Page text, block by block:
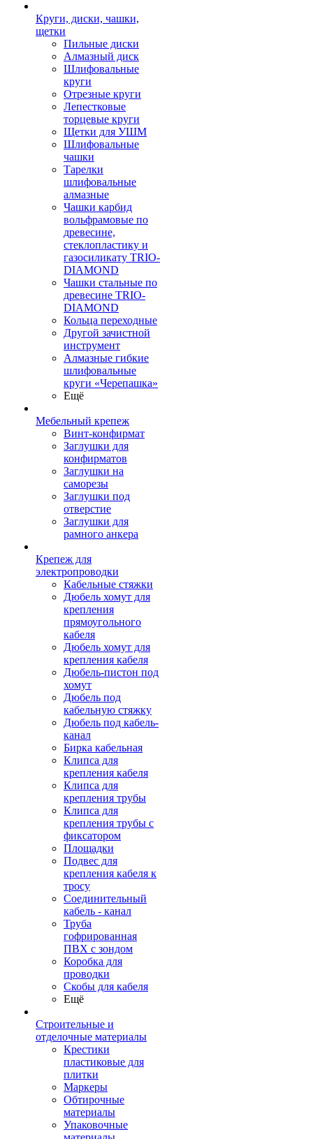
Круги, диски, чашки,
щетки
Пильные диски
Алмазный диск
Шлифовальные
круги
Отрезные круги
Лепестковые
торцевые круги
Щетки для УШМ
Шлифовальные
чашки
Тарелки
шлифовальные
алмазные
Чашки карбид
вольфрамовые по
древесине,
стеклопластику и
газосиликату TRIO-
DIAMOND
Чашки стальные по
древесине TRIO-
DIAMOND
Кольца переходные
Другой зачистной
инструмент
Алмазные гибкие
шлифовальные
круги «Черепашка»
Ещё
Мебельный крепеж
Винт-конфирмат
Заглушки для
конфирматов
Заглушки на
саморезы
Заглушки под
отверстие
Заглушки для
рамного анкера
Крепеж для
электропроводки
Кабельные стяжки
Дюбель хомут для
крепления
прямоугольного
кабеля
Дюбель хомут для
крепления кабеля
Дюбель-пистон под
хомут
Дюбель под
кабельную стяжку
Дюбель под кабель-
канал
Бирка кабельная
Клипса для
крепления кабеля
Клипса для
крепления трубы
Клипса для
крепления трубы с
фиксатором
Площадки
Подвес для
крепления кабеля к
тросу
Соединительный
кабель - канал
Труба
гофрированная
ПВХ с зондом
Коробка для
проводки
Скобы для кабеля
Ещё
Строительные и
отделочные материалы
Крестики
пластиковые для
плитки
Маркеры
Обтирочные
материалы
Упаковочные